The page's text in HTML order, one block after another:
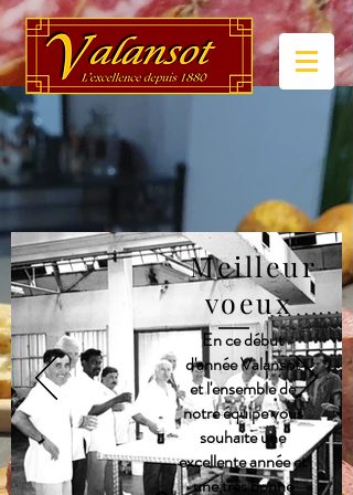
Meilleur
voeux
En ce début
d'année Valansot
et l'ensemble de
notre équipe vous
souhaite une
excellente année et
une très bonne